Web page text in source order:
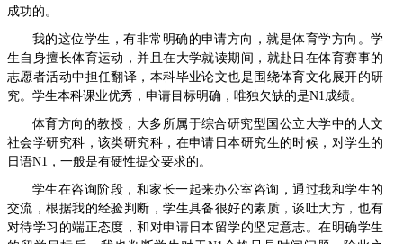
成功的。
我的这位学生，有非常明确的申请方向，就是体育学方向。学
生自身擅长体育运动，并且在大学就读期间，就赴日在体育赛事的
志愿者活动中担任翻译，本科毕业论文也是围绕体育文化展开的研
究。学生本科课业优秀，申请目标明确，唯独欠缺的是N1 成绩。
体育方向的教授，大多所属于综合研究型国公立大学中的人文
社会学研究科，该类研究科，在申请日本研究生的时候，对学生的
日语N1 ，一般是有硬性提交要求的。
学生在咨询阶段，和家长一起来办公室咨询，通过我和学生的
交流，根据我的经验判断，学生具备很好的素质，谈吐大方，也有
对待学习的端正态度，和对申请日本留学的坚定意志。在明确学生